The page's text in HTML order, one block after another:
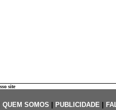
site
QUEM SOMOS PUBLICIDADE|